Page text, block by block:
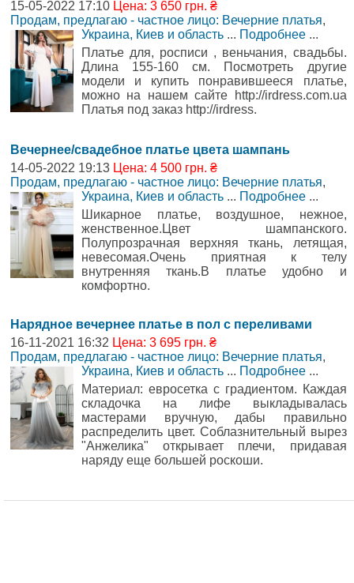
15-05-2022 17:10 Цена: 3 650 грн. ₴
Продам, предлагаю - частное лицо: Вечерние платья,
Украина, Киев и область ... Подробнее ...
Платье для, росписи , веньчания, свадьбы.
Длина 155-160 см. Посмотреть другие
модели и купить понравившееся платье,
можно на нашем сайте http://irdress.com.ua
Платья под заказ http://irdress.
Вечернее/свадебное платье цвета шампань
14-05-2022 19:13 Цена: 4 500 грн. ₴
Продам, предлагаю - частное лицо: Вечерние платья,
Украина, Киев и область ... Подробнее ...
Шикарное платье, воздушное, нежное,
женственное.Цвет шампанского.
Полупрозрачная верхняя ткань, летящая,
невесомая.Очень приятная к телу
внутренняя ткань.В платье удобно и
комфортно.
Нарядное вечернее платье в пол с переливами
16-11-2021 16:32 Цена: 3 695 грн. ₴
Продам, предлагаю - частное лицо: Вечерние платья,
Украина, Киев и область ... Подробнее ...
Материал: евросетка с градиентом. Каждая
складочка на лифе выкладывалась
мастерами вручную, дабы правильно
распределить цвет. Соблазнительный вырез
"Анжелика" открывает плечи, придавая
наряду еще большей роскоши.